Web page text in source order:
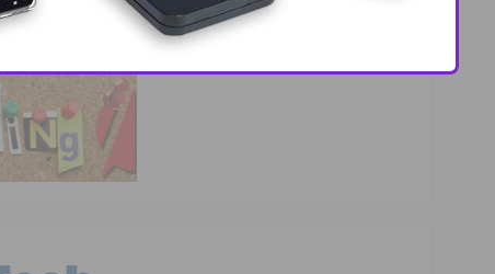
This popup will close in: